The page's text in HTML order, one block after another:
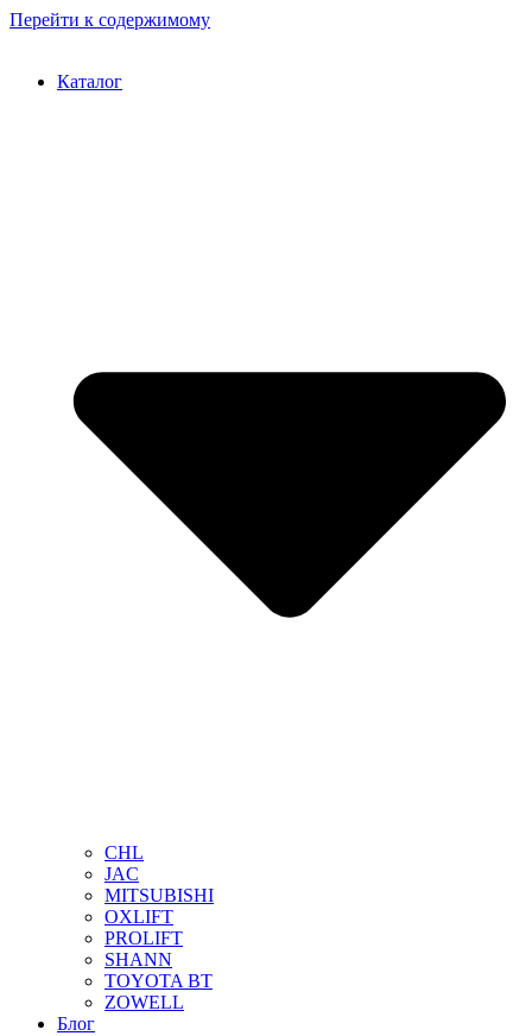
Перейти к содержимому
Каталог
CHL
JAC
MITSUBISHI
OXLIFT
PROLIFT
SHANN
TOYOTA BT
ZOWELL
Блог